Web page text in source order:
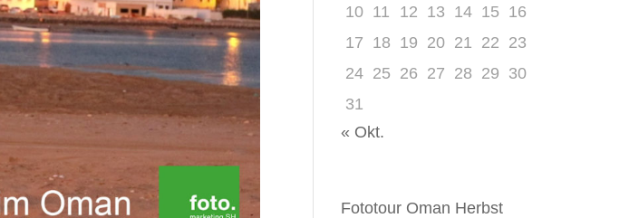
10 11 12 13 14 15 16
17 18 19 20 21 22 23
24 25 26 27 28 29 30
31
« Okt.
Fototour Oman Herbst